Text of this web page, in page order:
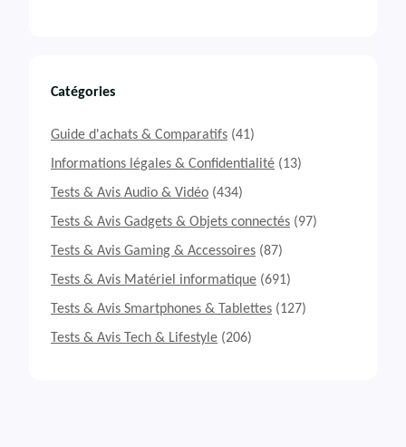
Catégories
Guide d'achats & Comparatifs (41)
Informations légales & Confidentialité (13)
Tests & Avis Audio & Vidéo (434)
Tests & Avis Gadgets & Objets connectés (97)
Tests & Avis Gaming & Accessoires (87)
Tests & Avis Matériel informatique (691)
Tests & Avis Smartphones & Tablettes (127)
Tests & Avis Tech & Lifestyle (206)